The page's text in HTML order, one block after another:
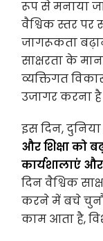
रूप से मनाया
वैश्विक स्तर पर
जागरूकता
साक्षरता के
व्यक्तिगत
उजागर करना
इस दिन,
और शिक्षा को
कार्यशालाएं
दिन वैश्विक
करने में बचे
काम आता है,